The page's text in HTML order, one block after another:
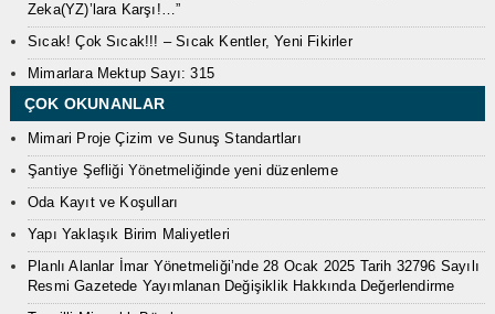
Zeka(YZ)’lara Karşı!…”
Sıcak! Çok Sıcak!!! – Sıcak Kentler, Yeni Fikirler
Mimarlara Mektup Sayı: 315
ÇOK OKUNANLAR
Mimari Proje Çizim ve Sunuş Standartları
Şantiye Şefliği Yönetmeliğinde yeni düzenleme
Oda Kayıt ve Koşulları
Yapı Yaklaşık Birim Maliyetleri
Planlı Alanlar İmar Yönetmeliği’nde 28 Ocak 2025 Tarih 32796 Sayılı
Resmi Gazetede Yayımlanan Değişiklik Hakkında Değerlendirme